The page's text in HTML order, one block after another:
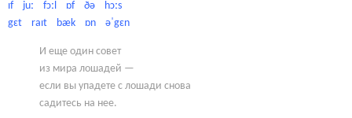
ɪf juː fɔːl ɒf ðə hɔːs
gɛt raɪt bæk ɒn əˈgɛn
И еще один совет
из мира лошадей —
если вы упадете с лошади снова
садитесь на нее.